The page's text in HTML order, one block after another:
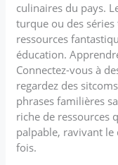
culinaires du pays.
turque ou des
ressources
éducation.
Connectez-vous à
regardez des
phrases familières
riche de ressources
palpable, ravivant le
fois.